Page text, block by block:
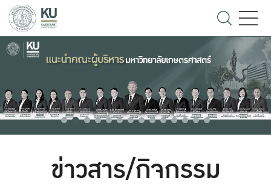
ข่าวสาร/กิจกรรม